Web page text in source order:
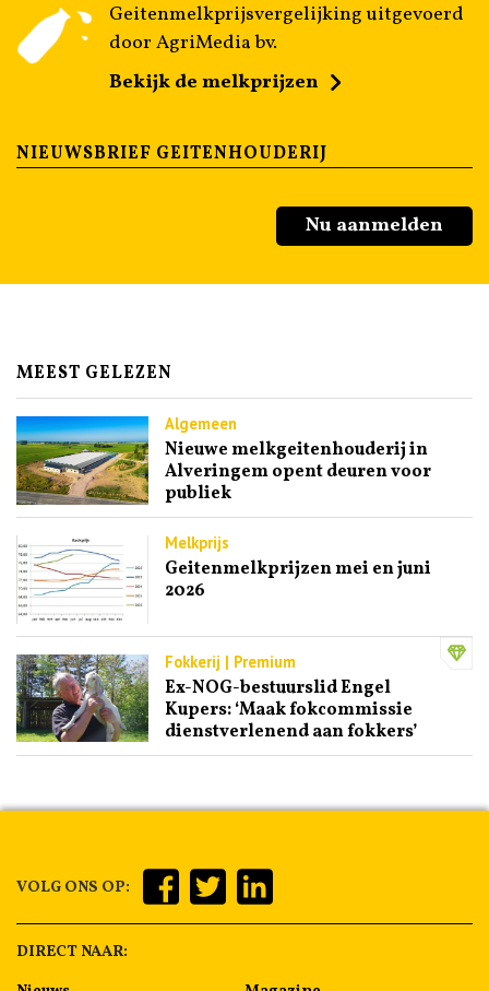
Geitenmelkprijsvergelijking uitgevoerd
door AgriMedia bv.
Bekijk de melkprijzen
NIEUWSBRIEF GEITENHOUDERIJ
Nu aanmelden
MEEST GELEZEN
Algemeen
Nieuwe melkgeitenhouderij in
Alveringem opent deuren voor
publiek
Melkprijs
Geitenmelkprijzen mei en juni
2026
Fokkerij | Premium
Ex-NOG-bestuurslid Engel
Kupers: ‘Maak fokcommissie
dienstverlenend aan fokkers’
VOLG ONS OP:
DIRECT NAAR: